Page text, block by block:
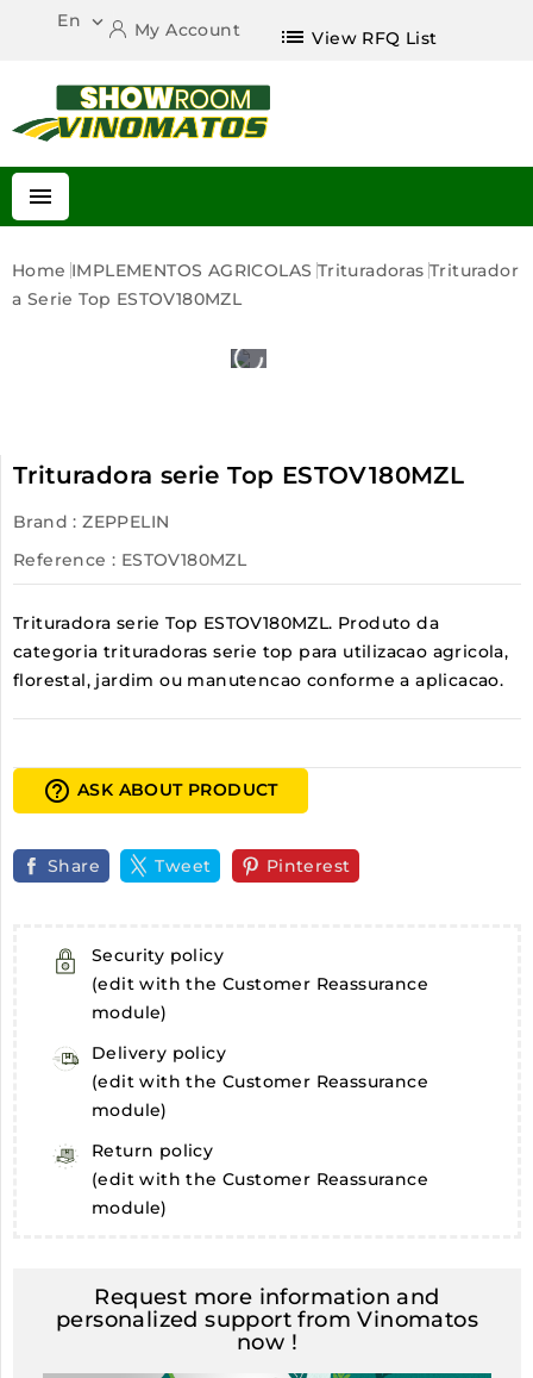
En  My Account list View RFQ List

Home IMPLEMENTOS AGRICOLAS Trituradoras Triturador
A Serie Top ESTOV180MZL
Trituradora serie Top ESTOV180MZL
Brand : ZEPPELIN
Reference : ESTOV180MZL
Trituradora serie Top ESTOV180MZL. Produto da
categoria trituradoras serie top para utilizacao agricola,
florestal, jardim ou manutencao conforme a aplicacao.
help_outline ASK ABOUT PRODUCT
Share Tweet Pinterest
Security policy
(edit with the Customer Reassurance
module)
Delivery policy
(edit with the Customer Reassurance
module)
Return policy
(edit with the Customer Reassurance
module)
Request more information and
personalized support from Vinomatos
now !